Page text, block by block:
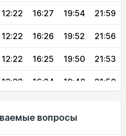
12:22 16:27 19:54 21:59
12:22 16:26 19:52 21:56
12:22 16:25 19:50 21:53
12:22 16:24 19:48 21:50
вопросы